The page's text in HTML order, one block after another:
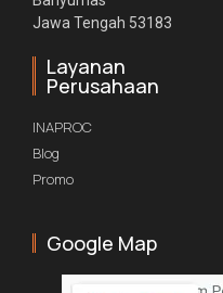
Jawa Tengah 53183
Layanan
Perusahaan
INAPROC
Blog
Promo
Google Map